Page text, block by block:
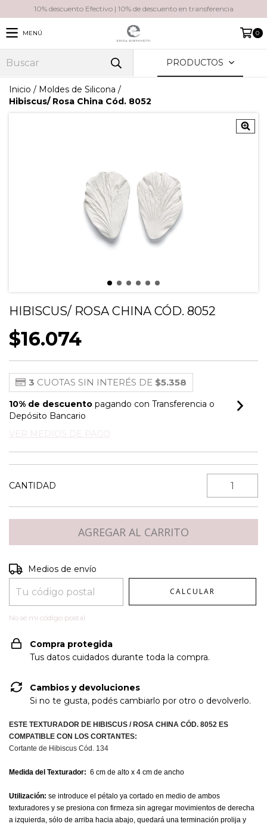
10% descuento Efectivo | 10% de descuento en transferencia
MENÚ 0
PRODUCTOS
Inicio / Moldes de Silicona /
Hibiscus/ Rosa China Cód. 8052
HIBISCUS/ ROSA CHINA CÓD. 8052
$16.074
3 CUOTAS SIN INTERÉS DE $5.358
10% de descuento pagando con Transferencia o
Depósito Bancario
VER MEDIOS DE PAGO
CANTIDAD
Entregas para el CP:
Medios de envío
CALCULAR
No sé mi código postal
Compra protegida
Tus datos cuidados durante toda la compra.
Cambios y devoluciones
Si no te gusta, podés cambiarlo por otro o devolverlo.
ESTE TEXTURADOR DE HIBISCUS / ROSA CHINA CÓD. 8052 ES
COMPATIBLE CON LOS CORTANTES:
Cortante de Hibiscus Cód. 134
Medida del Texturador: 6 cm de alto x 4 cm de ancho
Utilización: se introduce el pétalo ya cortado en medio de ambos
texturadores y se presiona con firmeza sin agregar movimientos de derecha
a izquierda, sólo de arriba hacia abajo, quedará una terminación prolija y